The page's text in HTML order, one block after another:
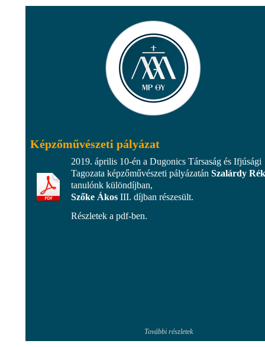
Képzőművészeti pályázat
2019. április 10-én a Dugonics Társaság és Ifjúsági
Tagozata képzőművészeti pályázatán Szalárdy
tanulónk különdíjban,
Szőke Ákos III. díjban részesült.
Részletek a pdf-ben.
További részletek